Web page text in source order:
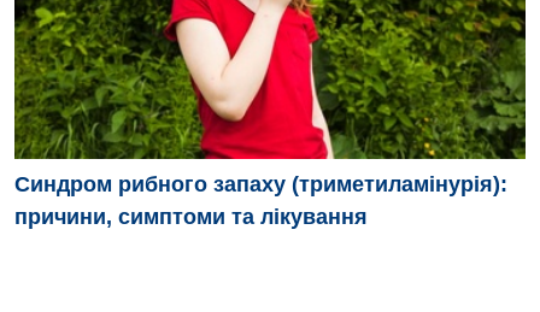
Синдром рибного запаху (триметиламінурія):
причини, симптоми та лікування